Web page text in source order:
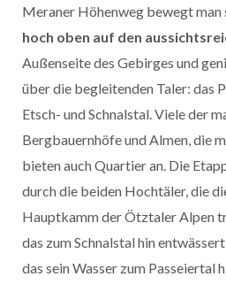
Meraner Höhenweg bewegt man
hoch oben auf den
Außenseite des Gebirges und
über die begleitenden Taler: das
Etsch- und Schnalstal. Viele der
Bergbauernhöfe und Almen, die
bieten auch Quartier an. Die
durch die beiden Hochtäler, die
Hauptkamm der Ötztaler Alpen
das zum Schnalstal hin
das sein Wasser zum Passeiertal